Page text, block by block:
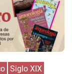
Siglo XIX